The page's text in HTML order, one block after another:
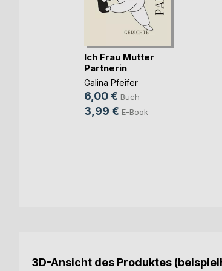
Ich Frau Mutter
Partnerin
Galina Pfeifer
6,00 € Buch
3,99 € E-Book
3D-Ansicht des Produktes